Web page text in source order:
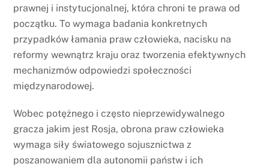
prawnej i instytucjonalnej, która chroni te prawa od
początku. To wymaga badania konkretnych
przypadków łamania praw człowieka, nacisku na
reformy wewnątrz kraju oraz tworzenia efektywnych
mechanizmów odpowiedzi społeczności
międzynarodowej.
Wobec potężnego i często nieprzewidywalnego
gracza jakim jest Rosja, obrona praw człowieka
wymaga siły światowego sojusznictwa z
poszanowaniem dla autonomii państw i ich